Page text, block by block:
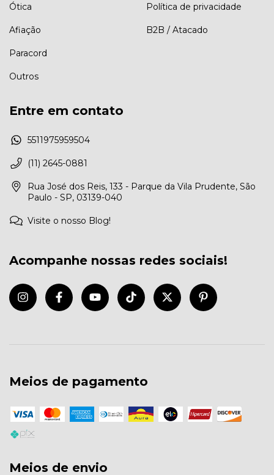
Ótica
Afiação
Paracord
Outros
Política de privacidade
B2B / Atacado
Entre em contato
5511975959504
(11) 2645-0881
Rua José dos Reis, 133 - Parque da Vila Prudente, São
Paulo - SP, 03139-040
Visite o nosso Blog!
Acompanhe nossas redes sociais!
Meios de pagamento
Meios de envio